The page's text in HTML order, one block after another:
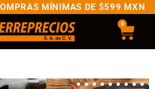
MÍNIMAS DE $599 MXN
0